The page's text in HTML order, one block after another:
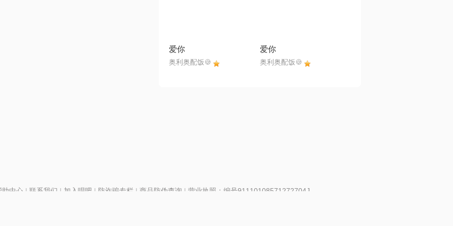
爱你
奥利奥配饭🍪
爱你
奥利奥配饭🍪
助中心 | 联系我们 | 加入唱吧 | 防诈骗专栏 | 商品防伪查询 | 营业执照：编号91110108571272704J